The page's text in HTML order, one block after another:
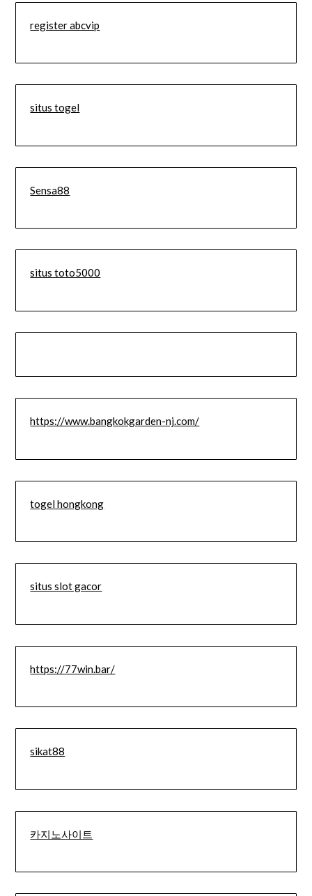
register abcvip
situs togel
Sensa88
situs toto5000
https://www.bangkokgarden-nj.com/
togel hongkong
situs slot gacor
https://77win.bar/
sikat88
카지노사이트